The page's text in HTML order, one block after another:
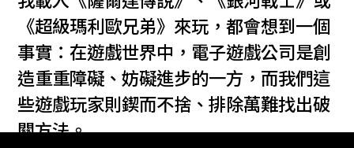
《超級瑪利歐兄弟》來玩，都會想到一個
事實：在遊戲世界中，電子遊戲公司是創
造重重障礙、妨礙進步的一方，而我們這
些遊戲玩家則鍥而不捨、排除萬難找出破
關方法。